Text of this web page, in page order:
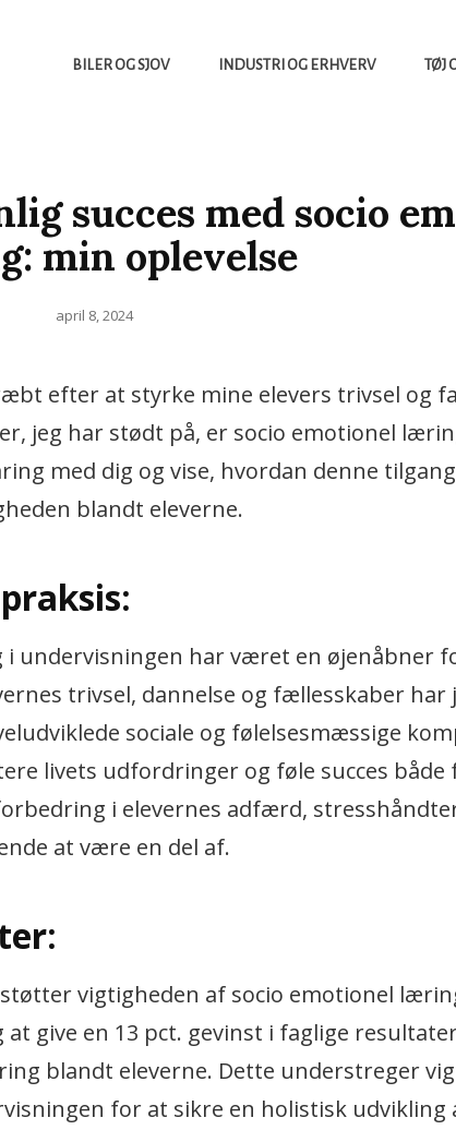
Nyheder Fra Tech Verdenen Og Meget Mere
BILER OG SJOV INDUSTRI OG ERHVERV TØJ
succes med socio
min oplevelse
Posted
april 8, 2024
efter at styrke mine elevers trivsel og
jeg har stødt på, er socio emotionel
med dig og vise, hvordan denne
blandt eleverne.
undervisningen har været en øjenåbner
trivsel, dannelse og fællesskaber har
sociale og følelsesmæssige
livets udfordringer og føle succes både
i elevernes adfærd,
at være en del af.
vigtigheden af socio emotionel
give en 13 pct. gevinst i faglige
blandt eleverne. Dette understreger
for at sikre en holistisk udvikling